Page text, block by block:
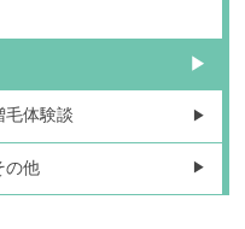
毛体験談
の他